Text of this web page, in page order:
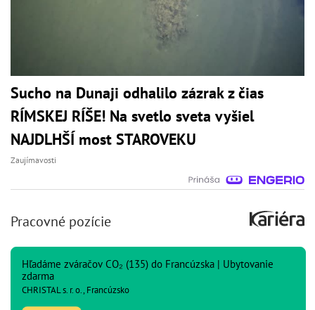
Sucho na Dunaji odhalilo zázrak z čias
RÍMSKEJ RÍŠE! Na svetlo sveta vyšiel
NAJDLHŠÍ most STAROVEKU
Zaujímavosti
Pracovné pozície
Hľadáme zváračov CO₂ (135) do Francúzska | Ubytovanie
zdarma
CHRISTAL s. r. o., Francúzsko